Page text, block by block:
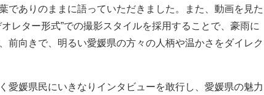
でありのままに語っていただきました。また、動画を見た
レター形式”での撮影スタイルを採用することで、豪雨に
前向きで、明るい愛媛県の方々の人柄や温かさをダイレク
愛媛県民にいきなりインタビューを敢行し、愛媛県の魅力